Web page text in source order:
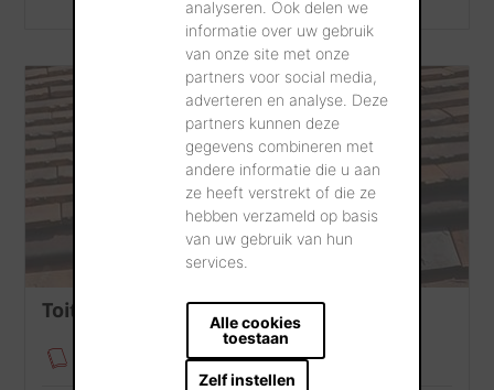
analyseren. Ook delen we
informatie over uw gebruik
van onze site met onze
partners voor social media,
adverteren en analyse. Deze
partners kunnen deze
gegevens combineren met
andere informatie die u aan
ze heeft verstrekt of die ze
hebben verzameld op basis
van uw gebruik van hun
services.
Alle cookies
toestaan
Zelf instellen
Toiture
Fixation des tuiles